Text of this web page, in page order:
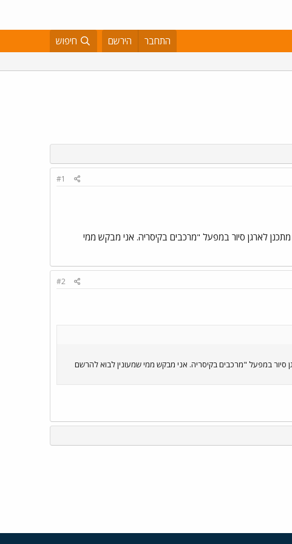
התחבר הירשם חיפוש
#1
200 בשעה 9:00 בבוקר. לאחר הסיור הזה אני מתכנן לארגן סיור במפעל "מרכבים בקיסריה. אני מבקש ממי
#2
9:00 בבוקר. לאחר הסיור הזה אני מתכנן לארגן סיור במפעל "מרכבים בקיסריה. אני מבקש ממי שמעונין לבוא להרשם